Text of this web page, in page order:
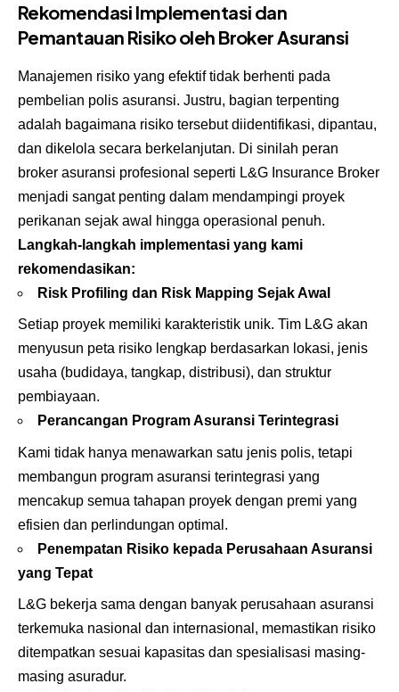
Rekomendasi Implementasi dan
Pemantauan Risiko oleh Broker Asuransi
Manajemen risiko yang efektif tidak berhenti pada
pembelian polis asuransi. Justru, bagian terpenting
adalah bagaimana risiko tersebut diidentifikasi, dipantau,
dan dikelola secara berkelanjutan. Di sinilah peran
broker asuransi profesional seperti L&G Insurance Broker
menjadi sangat penting dalam mendampingi proyek
perikanan sejak awal hingga operasional penuh.
Langkah-langkah implementasi yang kami
rekomendasikan:
Risk Profiling dan Risk Mapping Sejak Awal
Setiap proyek memiliki karakteristik unik. Tim L&G akan
menyusun peta risiko lengkap berdasarkan lokasi, jenis
usaha (budidaya, tangkap, distribusi), dan struktur
pembiayaan.
Perancangan Program Asuransi Terintegrasi
Kami tidak hanya menawarkan satu jenis polis, tetapi
membangun program asuransi terintegrasi yang
mencakup semua tahapan proyek dengan premi yang
efisien dan perlindungan optimal.
Penempatan Risiko kepada Perusahaan Asuransi
yang Tepat
L&G bekerja sama dengan banyak perusahaan asuransi
terkemuka nasional dan internasional, memastikan risiko
ditempatkan sesuai kapasitas dan spesialisasi masing-
masing asuradur.